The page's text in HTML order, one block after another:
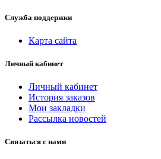
Служба поддержки
Карта сайта
Личный кабинет
Личный кабинет
История заказов
Мои закладки
Рассылка новостей
Связаться с нами